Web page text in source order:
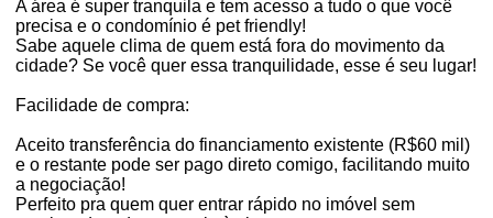
A área é super tranquila e tem acesso a tudo o que você
precisa e o condomínio é pet friendly!
Sabe aquele clima de quem está fora do movimento da
cidade? Se você quer essa tranquilidade, esse é seu lugar!
Facilidade de compra:
Aceito transferência do financiamento existente (R$60 mil)
e o restante pode ser pago direto comigo, facilitando muito
a negociação!
Perfeito pra quem quer entrar rápido no imóvel sem